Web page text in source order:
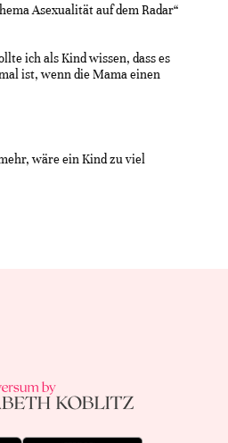
Asexualität auf dem Radar“
ich als Kind wissen, dass es
ist, wenn die Mama einen
wäre ein Kind zu viel